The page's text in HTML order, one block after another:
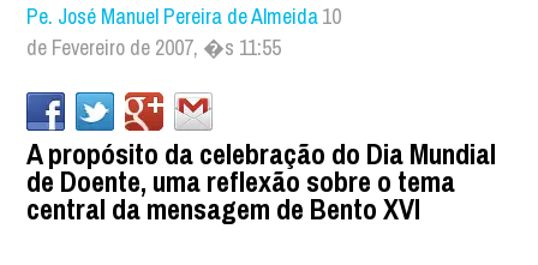
Pe. José Manuel Pereira de Almeida10
de Fevereiro de 2007, �s 11:55
A propósito da celebração do Dia Mundial
de Doente, uma reflexão sobre o tema
central da mensagem de Bento XVI